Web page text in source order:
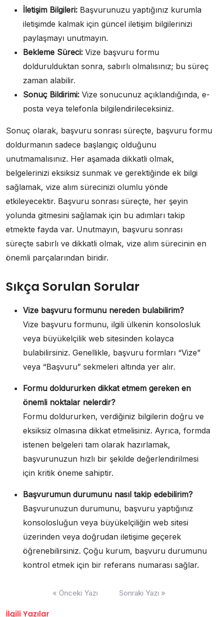
İletişim Bilgileri: Başvurunuzu yaptığınız kurumla
iletişimde kalmak için güncel iletişim bilgilerinizi
paylaşmayı unutmayın.
Bekleme Süreci: Vize başvuru formu
doldurulduktan sonra, sabırlı olmalısınız; bu süreç
zaman alabilir.
Sonuç Bildirimi: Vize sonucunuz açıklandığında, e-
posta veya telefonla bilgilendirileceksiniz.
Sonuç olarak, başvuru sonrası süreçte, başvuru formu
doldurmanın sadece başlangıç olduğunu
unutmamalısınız. Her aşamada dikkatli olmak,
belgelerinizi eksiksiz sunmak ve gerektiğinde ek bilgi
sağlamak, vize alım sürecinizi olumlu yönde
etkileyecektir. Başvuru sonrası süreçte, her şeyin
yolunda gitmesini sağlamak için bu adımları takip
etmekte fayda var. Unutmayın, başvuru sonrası
süreçte sabırlı ve dikkatli olmak, vize alım sürecinin en
önemli parçalarından biridir.
Sıkça Sorulan Sorular
Vize başvuru formunu nereden bulabilirim?
Vize başvuru formunu, ilgili ülkenin konsolosluk
veya büyükelçilik web sitesinden kolayca
bulabilirsiniz. Genellikle, başvuru formları “Vize”
veya “Başvuru” sekmeleri altında yer alır.
Formu doldururken dikkat etmem gereken en
önemli noktalar nelerdir?
Formu doldururken, verdiğiniz bilgilerin doğru ve
eksiksiz olmasına dikkat etmelisiniz. Ayrıca, formda
istenen belgeleri tam olarak hazırlamak,
başvurunuzun hızlı bir şekilde değerlendirilmesi
için kritik öneme sahiptir.
Başvurumun durumunu nasıl takip edebilirim?
Başvurunuzun durumunu, başvuru yaptığınız
konsolosluğun veya büyükelçiliğin web sitesi
üzerinden veya doğrudan iletişime geçerek
öğrenebilirsiniz. Çoğu kurum, başvuru durumunu
kontrol etmek için bir referans numarası sağlar.
« Önceki Yazı Sonraki Yazı »
İlgili Yazılar